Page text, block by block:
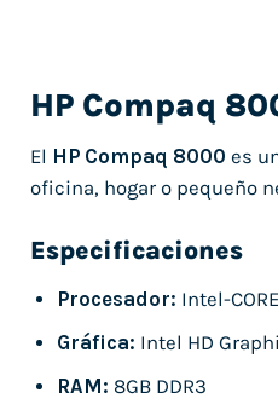
HP Compaq
El HP Compaq 8000 es
oficina, hogar o pequeño
Especificaciones
Procesador: Intel-
Gráfica: Intel HD
RAM: 8GB DDR3